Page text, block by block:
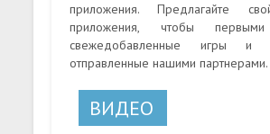
приложения. Предлагайте
приложения, чтобы первыми
свежедобавленные игры и
отправленные нашими партнерами.
ВИДЕО